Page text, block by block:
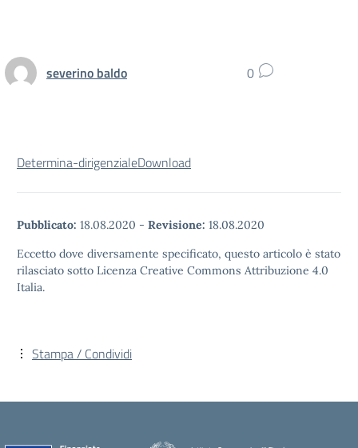
severino baldo 0
Determina-dirigenzialeDownload
Pubblicato: 18.08.2020 - Revisione: 18.08.2020
Eccetto dove diversamente specificato, questo articolo è stato
rilasciato sotto Licenza Creative Commons Attribuzione 4.0
Italia.
Stampa / Condividi